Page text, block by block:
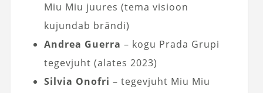
Miu Miu juures (tema visioon
kujundab brändi)
Andrea Guerra – kogu Prada Grupi
tegevjuht (alates 2023)
Silvia Onofri – tegevjuht Miu Miu